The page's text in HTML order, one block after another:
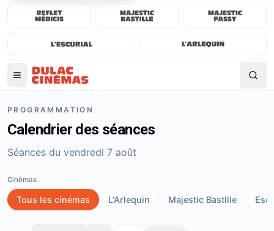
PROGRAMMATION
Calendrier des séances
Séances du vendredi 7 août
Cinémas
Tous les cinémas L'Arlequin Majestic Bastille